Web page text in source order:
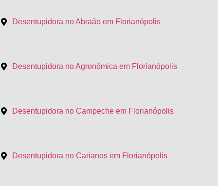
Desentupidora no Abraão em Florianópolis
Desentupidora no Agronômica em Florianópolis
Desentupidora no Campeche em Florianópolis
Desentupidora no Carianos em Florianópolis